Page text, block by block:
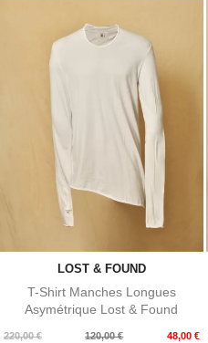
LOST & FOUND
T-Shirt Manches Longues
Asymétrique Lost & Found
220,00 €
Prix
120,00 € 48,00 €
Prix